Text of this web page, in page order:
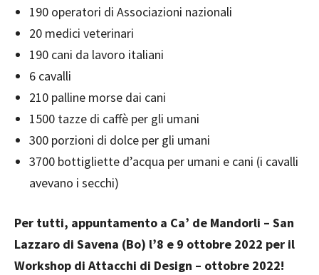
190 operatori di Associazioni nazionali
20 medici veterinari
190 cani da lavoro italiani
6 cavalli
210 palline morse dai cani
1500 tazze di caffè per gli umani
300 porzioni di dolce per gli umani
3700 bottigliette d’acqua per umani e cani (i cavalli
avevano i secchi)
Per tutti, appuntamento a Ca’ de Mandorli – San
Lazzaro di Savena (Bo) l’8 e 9 ottobre 2022 per il
Workshop di Attacchi di Design – ottobre 2022!